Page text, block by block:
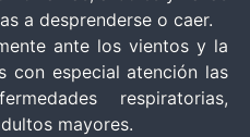
a desprenderse o caer.
ante los vientos y la
con especial atención las
respiratorias,
mayores.